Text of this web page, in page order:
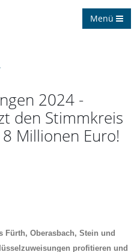
Menü
2024 -
den Stimmkreis
Millionen Euro!
Fürth, Oberasbach, Stein und
profitieren und